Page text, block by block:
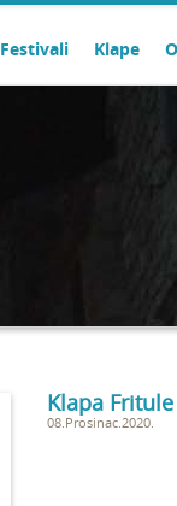
Festivali Klape
Klapa Fritule
08.Prosinac.2020.